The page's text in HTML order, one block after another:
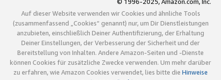
© 1996-2025, Amazon.com, Inc.
Auf dieser Website verwenden wir Cookies und ähnliche Tools
(zusammenfassend „Cookies“ genannt) nur, um Dir Dienstleistungen
anzubieten, einschließlich Deiner Authentifizierung, der Erhaltung
Deiner Einstellungen, der Verbesserung der Sicherheit und der
Bereitstellung von Inhalten. Andere Amazon-Seiten und -Dienste
können Cookies für zusätzliche Zwecke verwenden. Um mehr darüber
zu erfahren, wie Amazon Cookies verwendet, lies bitte die Hinweise